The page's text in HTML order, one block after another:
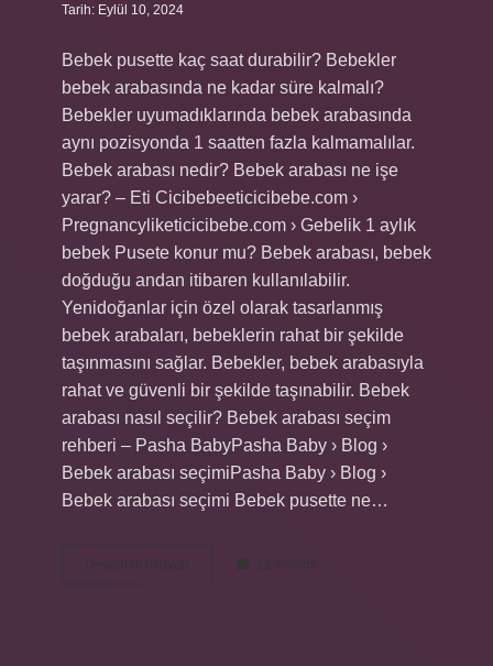
Tarih: Eylül 10, 2024
Bebek pusette kaç saat durabilir? Bebekler
bebek arabasında ne kadar süre kalmalı?
Bebekler uyumadıklarında bebek arabasında
aynı pozisyonda 1 saatten fazla kalmamalılar.
Bebek arabası nedir? Bebek arabası ne işe
yarar? – Eti Cicibebeeticicibebe.com ›
Pregnancyliketicicibebe.com › Gebelik 1 aylık
bebek Pusete konur mu? Bebek arabası, bebek
doğduğu andan itibaren kullanılabilir.
Yenidoğanlar için özel olarak tasarlanmış
bebek arabaları, bebeklerin rahat bir şekilde
taşınmasını sağlar. Bebekler, bebek arabasıyla
rahat ve güvenli bir şekilde taşınabilir. Bebek
arabası nasıl seçilir? Bebek arabası seçim
rehberi – Pasha BabyPasha Baby › Blog ›
Bebek arabası seçimiPasha Baby › Blog ›
Bebek arabası seçimi Bebek pusette ne…
Devamını okuyun
Aylık
12 Yorum